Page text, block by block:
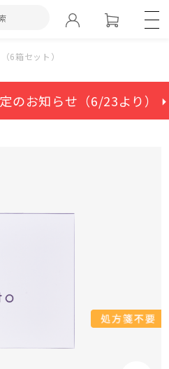
6箱セット）
のお知らせ（6/23より） ⏵